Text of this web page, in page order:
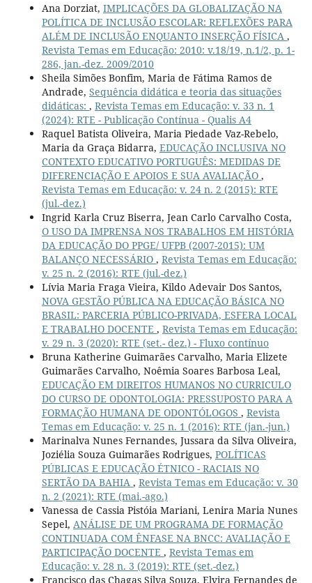
Ana Dorziat, IMPLICAÇÕES DA GLOBALIZAÇÃO NA
POLÍTICA DE INCLUSÃO ESCOLAR: REFLEXÕES PARA
ALÉM DE INCLUSÃO ENQUANTO INSERÇÃO FÍSICA ,
Revista Temas em Educação: 2010: v.18/19, n.1/2, p. 1-
286, jan.-dez. 2009/2010
Sheila Simões Bonfim, Maria de Fátima Ramos de
Andrade, Sequência didática e teoria das situações
didáticas: , Revista Temas em Educação: v. 33 n. 1
(2024): RTE - Publicação Contínua - Qualis A4
Raquel Batista Oliveira, Maria Piedade Vaz-Rebelo,
Maria da Graça Bidarra, EDUCAÇÃO INCLUSIVA NO
CONTEXTO EDUCATIVO PORTUGUÊS: MEDIDAS DE
DIFERENCIAÇÃO E APOIOS E SUA AVALIAÇÃO ,
Revista Temas em Educação: v. 24 n. 2 (2015): RTE
(jul.-dez.)
Ingrid Karla Cruz Biserra, Jean Carlo Carvalho Costa,
O USO DA IMPRENSA NOS TRABALHOS EM HISTÓRIA
DA EDUCAÇÃO DO PPGE/ UFPB (2007-2015): UM
BALANÇO NECESSÁRIO , Revista Temas em Educação:
v. 25 n. 2 (2016): RTE (jul.-dez.)
Lívia Maria Fraga Vieira, Kildo Adevair Dos Santos,
NOVA GESTÃO PÚBLICA NA EDUCAÇÃO BÁSICA NO
BRASIL: PARCERIA PÚBLICO-PRIVADA, ESFERA LOCAL
E TRABALHO DOCENTE , Revista Temas em Educação:
v. 29 n. 3 (2020): RTE (set.- dez.) - Fluxo contínuo
Bruna Katherine Guimarães Carvalho, Maria Elizete
Guimarães Carvalho, Noêmia Soares Barbosa Leal,
EDUCAÇÃO EM DIREITOS HUMANOS NO CURRICULO
DO CURSO DE ODONTOLOGIA: PRESSUPOSTO PARA A
FORMAÇÃO HUMANA DE ODONTÓLOGOS , Revista
Temas em Educação: v. 25 n. 1 (2016): RTE (jan.-jun.)
Marinalva Nunes Fernandes, Jussara da Silva Oliveira,
Joziélia Souza Guimarães Rodrigues, POLÍTICAS
PÚBLICAS E EDUCAÇÃO ÉTNICO - RACIAIS NO
SERTÃO DA BAHIA , Revista Temas em Educação: v. 30
n. 2 (2021): RTE (mai.-ago.)
Vanessa de Cassia Pistóia Mariani, Lenira Maria Nunes
Sepel, ANÁLISE DE UM PROGRAMA DE FORMAÇÃO
CONTINUADA COM ÊNFASE NA BNCC: AVALIAÇÃO E
PARTICIPAÇÃO DOCENTE , Revista Temas em
Educação: v. 28 n. 3 (2019): RTE (set.-dez.)
Francisco das Chagas Silva Souza, Elvira Fernandes de